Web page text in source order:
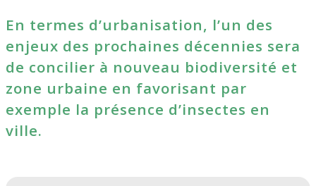
En termes d’urbanisation, l’un des
enjeux des prochaines décennies sera
de concilier à nouveau biodiversité et
zone urbaine en favorisant par
exemple la présence d’insectes en
ville.